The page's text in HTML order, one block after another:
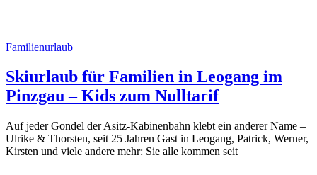
Familienurlaub
Skiurlaub für Familien in Leogang im
Pinzgau – Kids zum Nulltarif
Auf jeder Gondel der Asitz-Kabinenbahn klebt ein anderer Name –
Ulrike & Thorsten, seit 25 Jahren Gast in Leogang, Patrick, Werner,
Kirsten und viele andere mehr: Sie alle kommen seit